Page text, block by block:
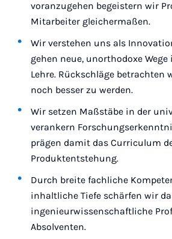
voranzugehen begeistern wir
Mitarbeiter gleichermaßen.
Wir verstehen uns als
gehen neue, unorthodoxe
Lehre. Rückschläge betrachten
noch besser zu werden.
Wir setzen Maßstäbe in der
verankern
prägen damit das Curriculum
Produktentstehung.
Durch breite fachliche
inhaltliche Tiefe schärfen wir
ingenieurwissenschaftliche
Absolventen.